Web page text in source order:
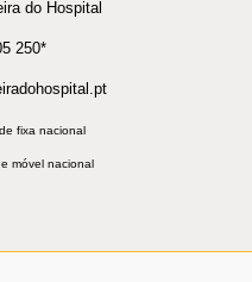
do Hospital
250*
fixa nacional
móvel nacional